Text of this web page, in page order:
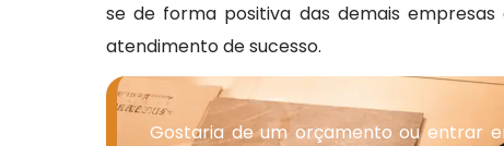
se de forma positiva das demais empresas
atendimento de sucesso.
Gostaria de um orçamento ou entrar